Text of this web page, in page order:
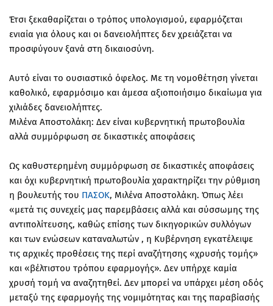
Έτσι ξεκαθαρίζεται ο τρόπος υπολογισμού, εφαρμόζεται
ενιαία για όλους και οι δανειολήπτες δεν χρειάζεται να
προσφύγουν ξανά στη δικαιοσύνη.
Αυτό είναι το ουσιαστικό όφελος. Με τη νομοθέτηση γίνεται
καθολικό, εφαρμόσιμο και άμεσα αξιοποιήσιμο δικαίωμα για
χιλιάδες δανειολήπτες.
Μιλένα Αποστολάκη: Δεν είναι κυβερνητική πρωτοβουλία
αλλά συμμόρφωση σε δικαστικές αποφάσεις
Ως καθυστερημένη συμμόρφωση σε δικαστικές αποφάσεις
και όχι κυβερνητική πρωτοβουλία χαρακτηρίζει την ρύθμιση
η βουλευτής του ΠΑΣΟΚ, Μιλένα Αποστολάκη. Όπως λέει
«μετά τις συνεχείς μας παρεμβάσεις αλλά και σύσσωμης της
αντιπολίτευσης, καθώς επίσης των δικηγορικών συλλόγων
και των ενώσεων καταναλωτών , η Κυβέρνηση εγκατέλειψε
τις αρχικές προθέσεις της περί αναζήτησης «χρυσής τομής»
και «βέλτιστου τρόπου εφαρμογής». Δεν υπήρχε καμία
χρυσή τομή να αναζητηθεί. Δεν μπορεί να υπάρχει μέση οδός
μεταξύ της εφαρμογής της νομιμότητας και της παραβίασής